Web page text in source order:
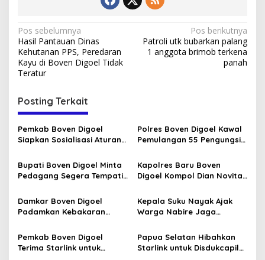
Navigasi
pos
Pos sebelumnya
Hasil Pantauan Dinas
Kehutanan PPS, Peredaran
Kayu di Boven Digoel Tidak
Teratur
Pos berikutnya
Patroli utk bubarkan palang
1 anggota brimob terkena
panah
Posting Terkait
Pemkab Boven Digoel
Siapkan Sosialisasi Aturan
Polres Boven Digoel Kawal
Pemulangan 55 Pengungsi
Bupati Boven Digoel Minta
Pedagang Segera Tempati
Kapolres Baru Boven
Digoel Kompol Dian Novita
Damkar Boven Digoel
Padamkan Kebakaran
Kepala Suku Nayak Ajak
Warga Nabire Jaga
Pemkab Boven Digoel
Terima Starlink untuk
Papua Selatan Hibahkan
Starlink untuk Disdukcapil